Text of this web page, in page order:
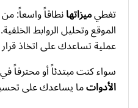
تغطيميزاتهانطاقاً واسعاً: من
الموقع وتحليل الروابط
عملية تساعدك على اتخاذ
سواء كنت مبتدئاً أو محترفاً
الأدواتما يساعدك على